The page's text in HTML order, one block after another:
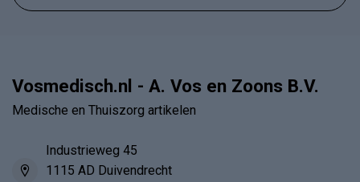
Vosmedisch.nl - A. Vos en Zoons B.V.
Medische en Thuiszorg artikelen
Industrieweg 45
1115 AD Duivendrecht